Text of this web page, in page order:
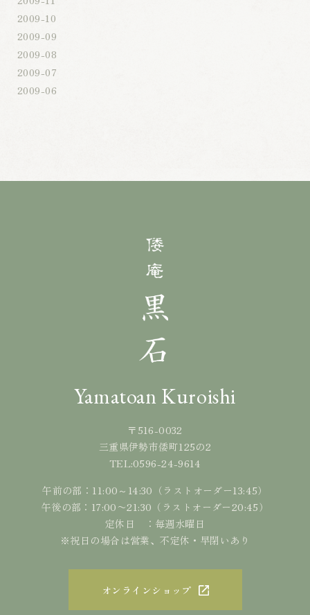
2009-10
2009-09
2009-08
2009-07
2009-06
Yamatoan Kuroishi
〒516-0032
三重県伊勢市倭町125の2
TEL:0596-24-9614
午前の部：11:00～14:30（ラストオーダー13:45）
午後の部：17:00〜21:30（ラストオーダー20:45）
定休日 ：毎週水曜日
※祝日の場合は営業、不定休・早閉いあり
オンラインショップ